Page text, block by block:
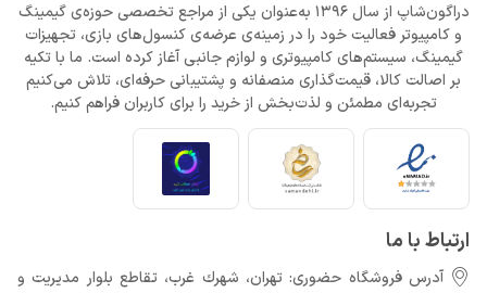
دراگون‌شاپ از سال 1396 به‌عنوان یکی از مراجع تخصصی حوزه‌ی گیمینگ
و کامپیوتر فعالیت خود را در زمینه‌ی عرضه‌ی کنسول‌های بازی، تجهیزات
گیمینگ، سیستم‌های کامپیوتری و لوازم جانبی آغاز کرده است. ما با تکیه
بر اصالت کالا، قیمت‌گذاری منصفانه و پشتیبانی حرفه‌ای، تلاش می‌کنیم
تجربه‌ای مطمئن و لذت‌بخش از خرید را برای کاربران فراهم کنیم.
ارتباط با ما
آدرس فروشگاه حضوری: تهران، شهرك غرب، تقاطع بلوار مدیریت و